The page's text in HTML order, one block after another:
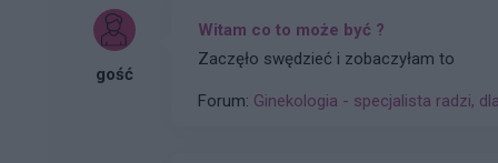
gość
Witam co to może być ?
Zaczęło swędzieć i zobaczyłam to
Forum: Ginekologia - specjalista radzi,